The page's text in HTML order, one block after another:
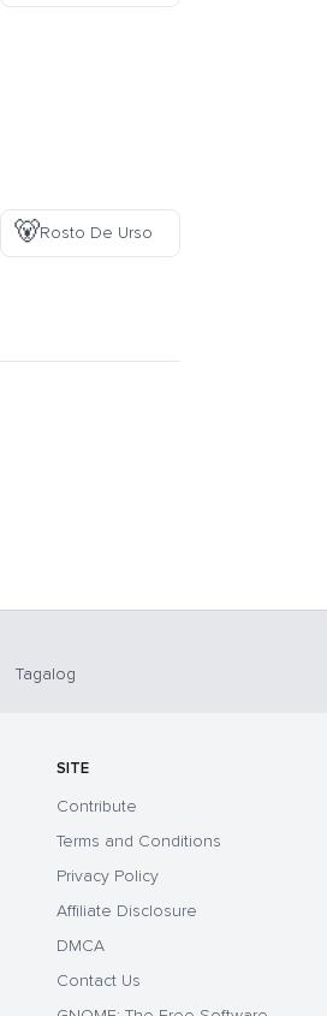
🐻Rosto De Urso
Tagalog
SITE
Contribute
Terms and Conditions
Privacy Policy
Affiliate Disclosure
DMCA
Contact Us